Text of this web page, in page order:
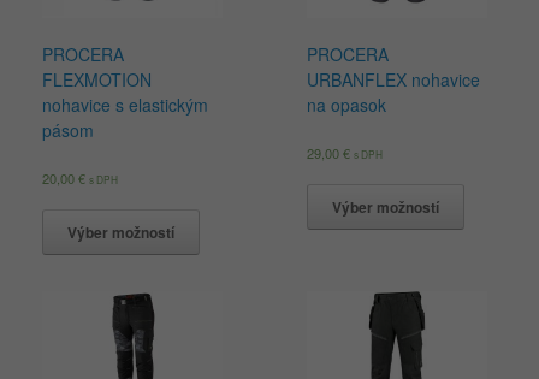
PROCERA
FLEXMOTION
nohavice s elastickým
pásom
20,00€ s DPH
Výber možností
PROCERA
URBANFLEX nohavice
na opasok
29,00€ s DPH
Výber možností